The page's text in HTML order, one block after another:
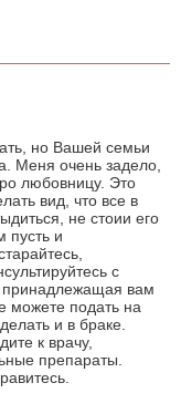
но Вашей семьи
Меня очень задело,
любовницу. Это
вид, что все в
не стоии его
пусть и
с
принадлежащая вам
можете подать на
и в браке.
к врачу,
препараты.